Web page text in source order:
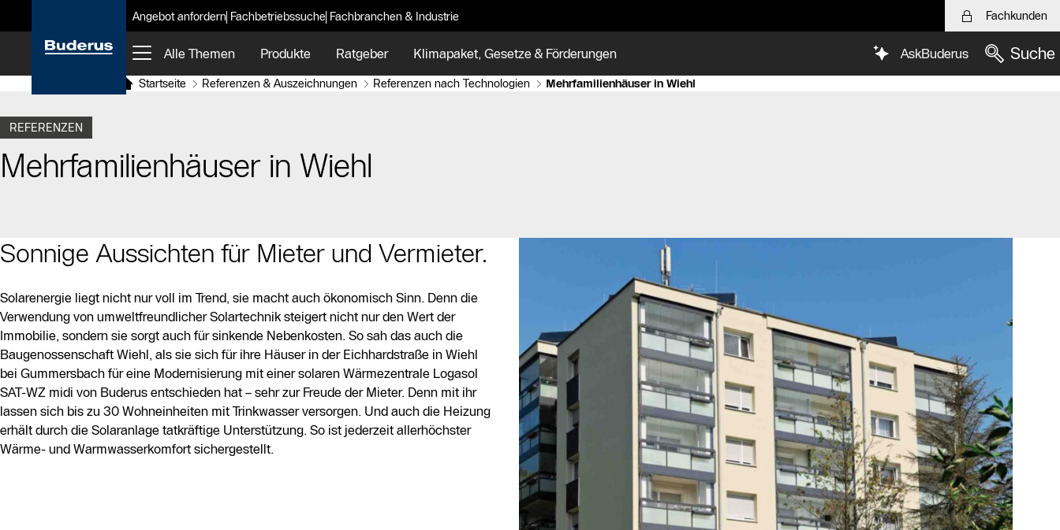
Angebot anfordern Fachbetriebssuche Fachbranchen & Industrie Fachkunden
Alle Themen Produkte Ratgeber Klimapaket, Gesetze & Förderungen AskBuderus Suche
Startseite Referenzen & Auszeichnungen Referenzen nach Technologien Mehrfamilienhäuser in Wiehl
REFERENZEN
Mehrfamilienhäuser in Wiehl
Sonnige Aussichten für Mieter und Vermieter.
Solarenergie liegt nicht nur voll im Trend, sie macht auch ökonomisch Sinn. Denn die
Verwendung von umweltfreundlicher Solartechnik steigert nicht nur den Wert der
Immobilie, sondern sie sorgt auch für sinkende Nebenkosten. So sah das auch die
Baugenossenschaft Wiehl, als sie sich für ihre Häuser in der Eichhardstraße in Wiehl
bei Gummersbach für eine Modernisierung mit einer solaren Wärmezentrale Logasol
SAT-WZ midi von Buderus entschieden hat – sehr zur Freude der Mieter. Denn mit ihr
lassen sich bis zu 30 Wohneinheiten mit Trinkwasser versorgen. Und auch die Heizung
erhält durch die Solaranlage tatkräftige Unterstützung. So ist jederzeit allerhöchster
Wärme- und Warmwasserkomfort sichergestellt.